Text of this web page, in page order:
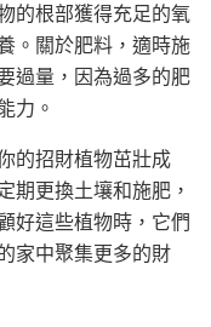
的根部獲得充足的氧
。關於肥料，適時施
過量，因為過多的肥
力。
的招財植物茁壯成
期更換土壤和施肥，
好這些植物時，它們
家中聚集更多的財